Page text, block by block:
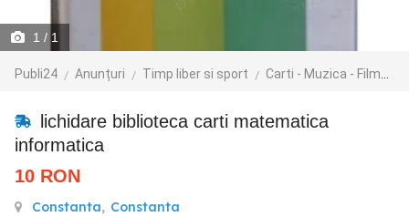
1 / 1
Publi24 Anunțuri Timp liber si sport Carti - Muzica - Filme
lichidare biblioteca carti matematica
informatica
10 RON
Constanta, Constanta